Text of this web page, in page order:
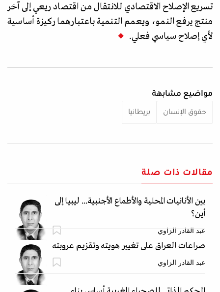
تسريع الإصلاح الاقتصادي للانتقال من اقتصاد ريعي إلى آخر
منتج يرفع النمو، ويعمم التنمية باعتبارهما ركيزة أساسية
لأي إصلاح سياسي فعلي.
مواضيع مشابهة
حقوق الإنسان بريطانيا
مقالات ذات صلة
بين الأنانيات المحلية والأطماع الأجنبية... ليبيا إلى
أين؟
عبد القادر الزاوي
صراعات العراق على تغيير هويته وتقزيم عروبته
عبد القادر الزاوي